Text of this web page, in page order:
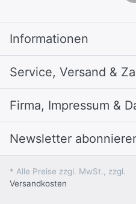
Informationen
Service, Versand &
Firma, Impressum &
Newsletter
* Alle Preise zzgl. MwSt., zzgl.
Versandkosten